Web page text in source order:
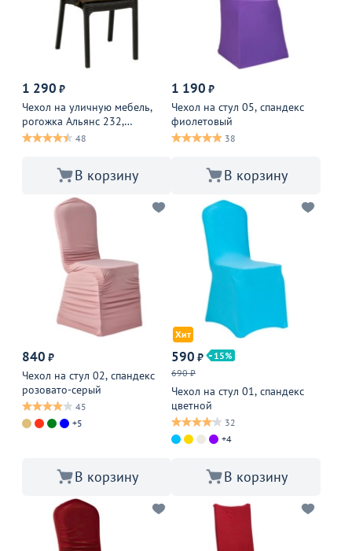
1 290 ₽
Чехол на уличную мебель,
рогожка Альянс 232,
коричневый
48
В корзину
1 190 ₽
Чехол на стул 05, спандекс
фиолетовый
38
В корзину
840 ₽
Чехол на стул 02, спандекс
розовато-серый
45
+5
В корзину
Хит
590 ₽
15
690 ₽
Чехол на стул 01, спандекс
цветной
32
+4
В корзину